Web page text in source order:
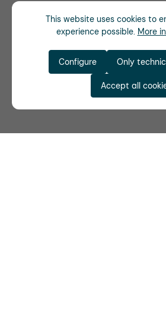
This website uses cookies to
experience possible. More
Only
Configure
Accept all